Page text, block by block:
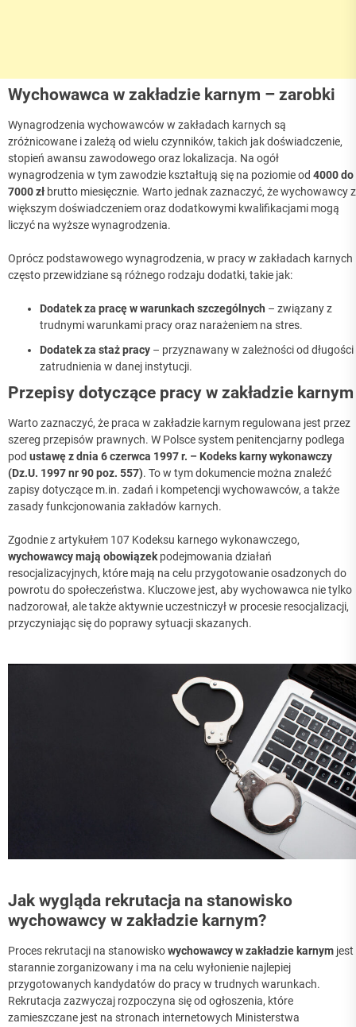
Wychowawca w zakładzie karnym – zarobki
Wynagrodzenia wychowawców w zakładach karnych są
zróżnicowane i zależą od wielu czynników, takich jak doświadczenie,
stopień awansu zawodowego oraz lokalizacja. Na ogół
wynagrodzenia w tym zawodzie kształtują się na poziomie od 4000 do
7000 zł brutto miesięcznie. Warto jednak zaznaczyć, że wychowawcy z
większym doświadczeniem oraz dodatkowymi kwalifikacjami mogą
liczyć na wyższe wynagrodzenia.
Oprócz podstawowego wynagrodzenia, w pracy w zakładach karnych
często przewidziane są różnego rodzaju dodatki, takie jak:
Dodatek za pracę w warunkach szczególnych – związany z
trudnymi warunkami pracy oraz narażeniem na stres.
Dodatek za staż pracy – przyznawany w zależności od długości
zatrudnienia w danej instytucji.
Przepisy dotyczące pracy w zakładzie karnym
Warto zaznaczyć, że praca w zakładzie karnym regulowana jest przez
szereg przepisów prawnych. W Polsce system penitencjarny podlega
pod ustawę z dnia 6 czerwca 1997 r. – Kodeks karny wykonawczy
(Dz.U. 1997 nr 90 poz. 557). To w tym dokumencie można znaleźć
zapisy dotyczące m.in. zadań i kompetencji wychowawców, a także
zasady funkcjonowania zakładów karnych.
Zgodnie z artykułem 107 Kodeksu karnego wykonawczego,
wychowawcy mają obowiązek podejmowania działań
resocjalizacyjnych, które mają na celu przygotowanie osadzonych do
powrotu do społeczeństwa. Kluczowe jest, aby wychowawca nie tylko
nadzorował, ale także aktywnie uczestniczył w procesie resocjalizacji,
przyczyniając się do poprawy sytuacji skazanych.
Jak wygląda rekrutacja na stanowisko
wychowawcy w zakładzie karnym?
Proces rekrutacji na stanowiskowychowawcy w zakładzie karnym jest
starannie zorganizowany i ma na celu wyłonienie najlepiej
przygotowanych kandydatów do pracy w trudnych warunkach.
Rekrutacja zazwyczaj rozpoczyna się od ogłoszenia, które
zamieszczane jest na stronach internetowych Ministerstwa